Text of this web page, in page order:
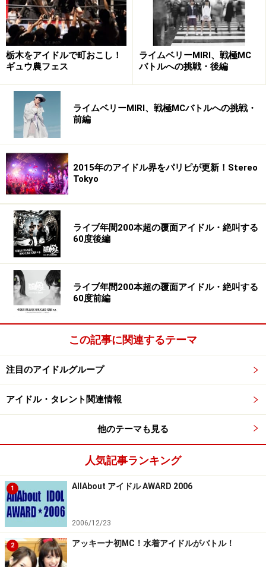
栃木をアイドルで町おこし！
ギュウ農フェス
ライムベリーMIRI、戦極MC
バトルへの挑戦・後編
ライムベリーMIRI、戦極MCバトルへの挑戦・
前編
2015年のアイドル界をパリピが更新！Stereo
Tokyo
ライブ年間200本超の覆面アイドル・絶叫する
60度後編
ライブ年間200本超の覆面アイドル・絶叫する
60度前編
この記事に関連するテーマ
注目のアイドルグループ
アイドル・タレント関連情報
他のテーマも見る
人気記事ランキング
1 AllAbout アイドル AWARD 2006
2006/12/23
2 アッキーナ初MC！水着アイドルがバトル！